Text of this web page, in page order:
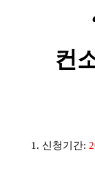
컨
1. 신청기간: